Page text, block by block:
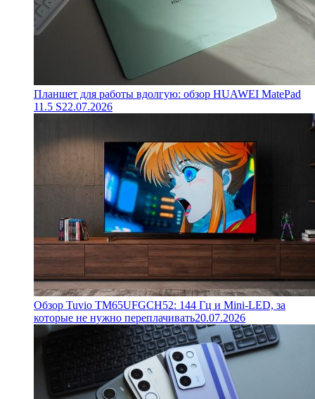
Планшет для работы вдолгую: обзор HUAWEI MatePad
11.5 S22.07.2026
Обзор Tuvio TM65UFGCH52: 144 Гц и Mini-LED, за
которые не нужно переплачивать20.07.2026